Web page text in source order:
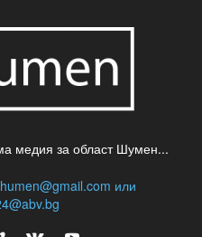
медия за област Шумен...
или